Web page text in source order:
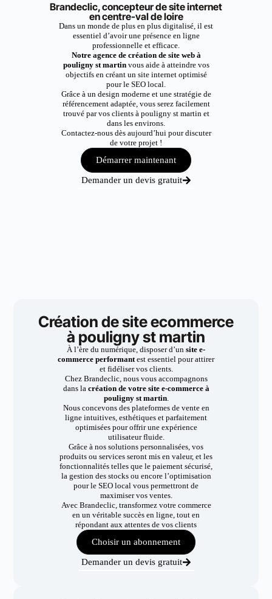
Brandeclic, concepteur de site internet
en centre-val de loire
Dans un monde de plus en plus digitalisé, il est
essentiel d’avoir une présence en ligne
professionnelle et efficace.
Notre agence de création de site web à
pouligny st martinvous aide à atteindre vos
objectifs en créant un site internet optimisé
pour le SEO local.
Grâce à un design moderne et une stratégie de
référencement adaptée, vous serez facilement
trouvé par vos clients à pouligny st martin et
dans les environs.
Contactez-nous dès aujourd’hui pour discuter
de votre projet !
Démarrer maintenant
Demander un devis gratuit
Création de site ecommerce
à pouligny st martin
À l’ère du numérique, disposer d’un site e-
commerce performantest essentiel pour attirer
et fidéliser vos clients.
Chez Brandeclic, nous vous accompagnons
dans la création de votre site e-commerce à
pouligny st martin.
Nous concevons des plateformes de vente en
ligne intuitives, esthétiques et parfaitement
optimisées pour offrir une expérience
utilisateur fluide.
Grâce à nos solutions personnalisées, vos
produits ou services seront mis en valeur, et les
fonctionnalités telles que le paiement sécurisé,
la gestion des stocks ou encore l’optimisation
pour le SEO local vous permettront de
maximiser vos ventes.
Avec Brandeclic, transformez votre commerce
en un véritable succès en ligne, tout en
répondant aux attentes de vos clients
Choisir un abonnement
Demander un devis gratuit